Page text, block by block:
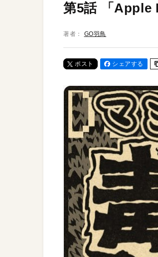
第5話 「Apple
著者： GO羽鳥
ポスト シェアする